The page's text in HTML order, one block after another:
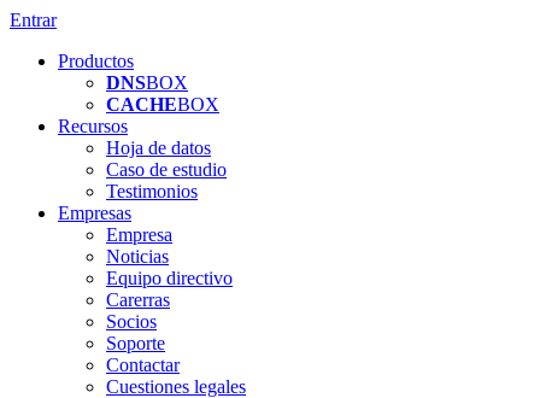
Entrar
Productos
DNSBOX
CACHEBOX
Recursos
Hoja de datos
Caso de estudio
Testimonios
Empresas
Empresa
Noticias
Equipo directivo
Carerras
Socios
Soporte
Contactar
Cuestiones legales